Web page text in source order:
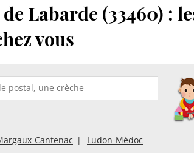
Labarde (33460) :
vous
Cantenac Ludon-Médoc